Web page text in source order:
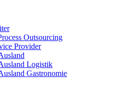
Outsourcing
Provider
Logistik
Gastronomie